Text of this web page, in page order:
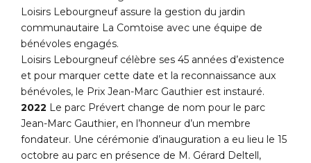
Loisirs Lebourgneuf assure la gestion du jardin
communautaire La Comtoise avec une équipe de
bénévoles engagés.
Loisirs Lebourgneuf célèbre ses 45 années d’existence
et pour marquer cette date et la reconnaissance aux
bénévoles, le Prix Jean-Marc Gauthier est instauré.
2022 Le parc Prévert change de nom pour le parc
Jean-Marc Gauthier, en l’honneur d’un membre
fondateur. Une cérémonie d’inauguration a eu lieu le 15
octobre au parc en présence de M. Gérard Deltell,